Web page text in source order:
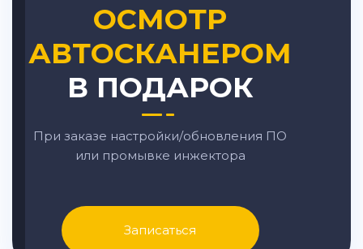
ОСМОТР
АВТОСКАНЕРОМ
В ПОДАРОК
При заказе настройки/обновления ПО
или промывке инжектора
Записаться